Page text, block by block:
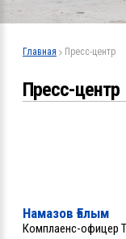
Главная Пресс-центр
Пресс-центр
Намазов Ғалым
Комплаенс-офицер